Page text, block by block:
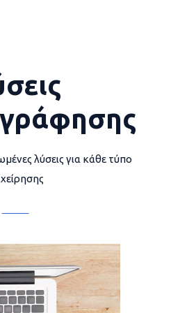
λύσεις για κάθε τύπο